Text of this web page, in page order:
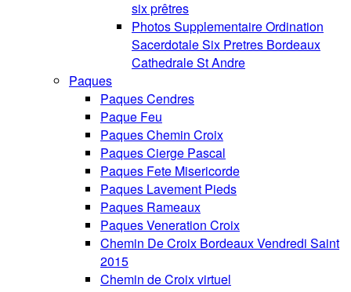
six prêtres
Photos Supplementaire Ordination
Sacerdotale Six Pretres Bordeaux
Cathedrale St Andre
Paques
Paques Cendres
Paque Feu
Paques Chemin Croix
Paques Cierge Pascal
Paques Fete Misericorde
Paques Lavement Pieds
Paques Rameaux
Paques Veneration Croix
Chemin De Croix Bordeaux Vendredi Saint
2015
Chemin de Croix virtuel